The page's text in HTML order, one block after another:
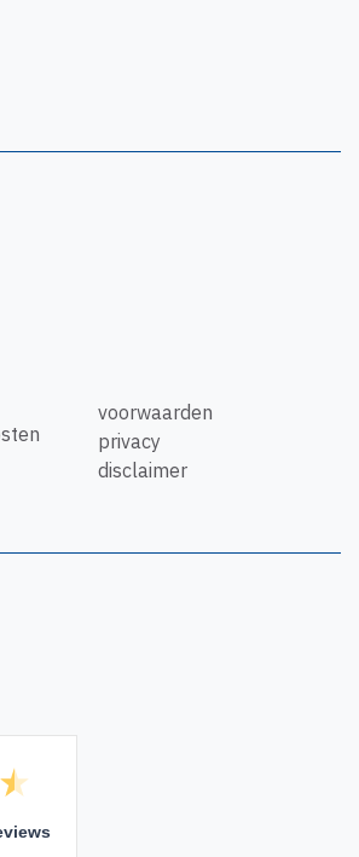
voorwaarden
privacy
disclaimer